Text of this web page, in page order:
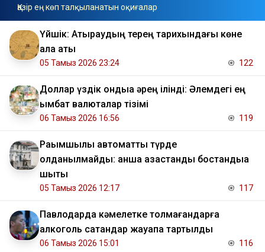
Қазір ең көп талқыланатын оқиғалар
Үйшік: Атыраудың терең тарихындағы көне
қала аты
05 Тамыз 2026 23:24 122
Доллар үздік ондыққа әрең ілінді: Әлемдегі ең
қымбат валюталар тізімі
06 Тамыз 2026 16:56 119
Рақымшылық автоматты түрде
қолданылмайды: қанша қазақстандық бостандыққа
шықты
05 Тамыз 2026 12:17 117
Павлодарда кәмелетке толмағандарға
алкоголь сатқандар жауапқа тартылды
06 Тамыз 2026 15:01 116